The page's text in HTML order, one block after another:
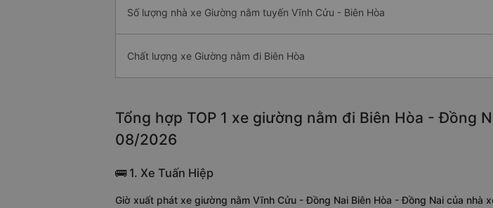
Số lượng nhà xe Giường nằm tuyến Vĩnh Cửu - Biên Hòa
Chất lượng xe Giường nằm đi Biên Hòa
Tổng hợp TOP 1 xe giường nằm đi Biên Hòa -
08/2026
🚌 1. Xe Tuấn Hiệp
Giờ xuất phát xe giường nằm Vĩnh Cửu - Đồng Nai Biên Hòa - Đồng Nai của nhà